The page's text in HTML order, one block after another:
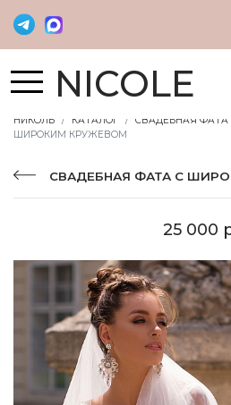
NICOLE
НИКОЛЬ КАТАЛОГ СВАДЕБНАЯ ФАТА
ШИРОКИМ КРУЖЕВОМ
СВАДЕБНАЯ ФАТА С
25 000